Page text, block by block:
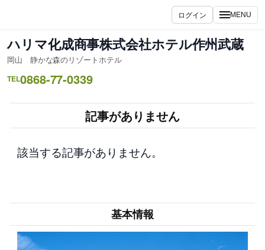
ス
キ
ッ
ログイン MENU
ハリマ化成商事株式会社ホテル作州武蔵
岡山 静かな森のリゾートホテル
TEL0868-77-0339
記事がありません
該当する記事がありません。
基本情報